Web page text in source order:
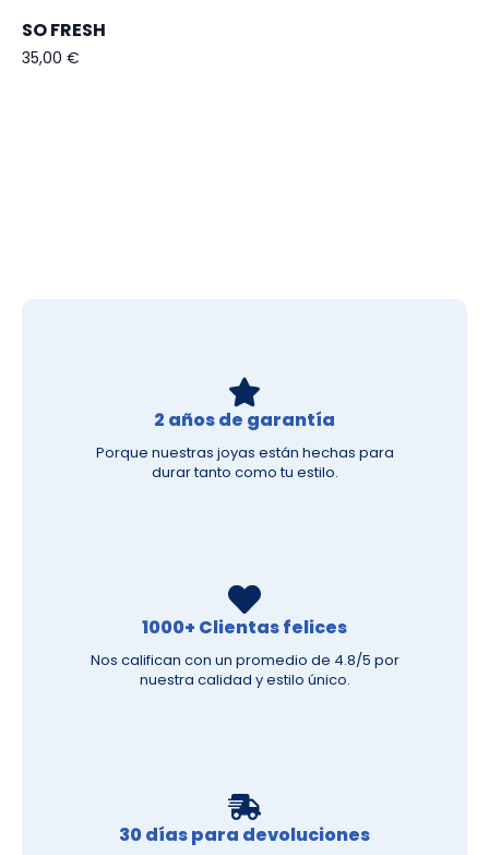
SO FRESH
35,00 €
2 años de garantía
Porque nuestras joyas están hechas para
durar tanto como tu estilo.
1000+ Clientas felices
Nos califican con un promedio de 4.8/5 por
nuestra calidad y estilo único.
30 días para devoluciones